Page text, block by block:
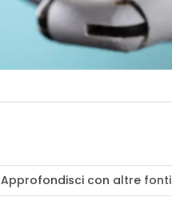
Approfondisci con altre fonti